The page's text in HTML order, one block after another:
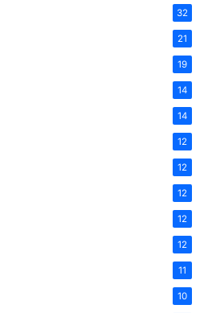
32
21
19
14
14
12
12
12
12
12
11
10